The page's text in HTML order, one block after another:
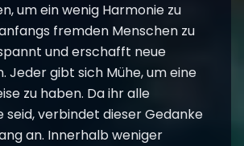
um ein wenig Harmonie zu
fremden Menschen zu
und erschafft neue
Jeder gibt sich Mühe, um eine
zu haben. Da ihr alle
seid, verbindet dieser Gedanke
an. Innerhalb weniger